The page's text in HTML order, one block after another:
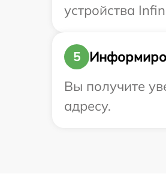
устройства
5
Вы получите
адресу.